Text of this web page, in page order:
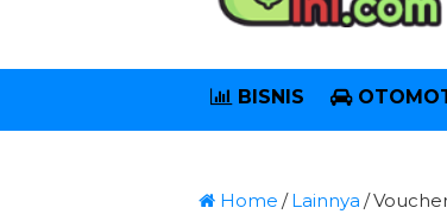
BISNIS
Home / Lainnya /